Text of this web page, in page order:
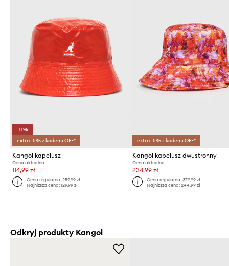
-11%
extra -5% z kodem: OFF*
Kangol kapelusz
Cena aktualna:
114,99 zł
Cena regularna:259,99 zł
Najniższa cena:129,99 zł
extra -5% z kodem: OFF*
Kangol kapelusz dwustronny
Cena aktualna:
234,99 zł
Cena regularna: 379,99 zł
Najniższa cena: 244,99 zł
Odkryj produkty Kangol